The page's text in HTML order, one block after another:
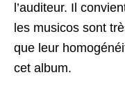
l’auditeur. Il
les musicos sont
que leur
cet album.